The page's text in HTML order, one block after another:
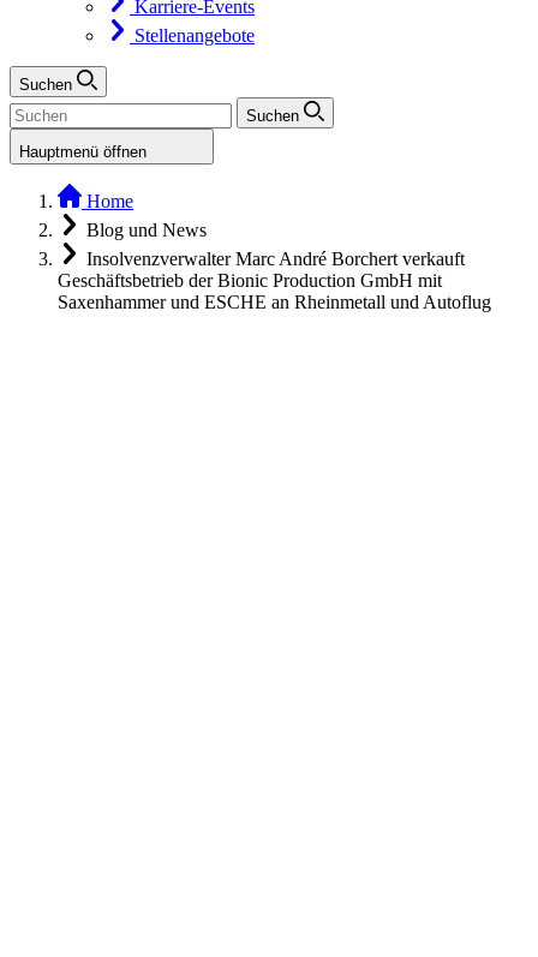
Karriere-Events
Stellenangebote
Suchen
Suchen
Hauptmenü öffnen
Home
Blog und News
Insolvenzverwalter Marc André Borchert verkauft
Geschäftsbetrieb der Bionic Production GmbH mit
Saxenhammer und ESCHE an Rheinmetall und Autoflug